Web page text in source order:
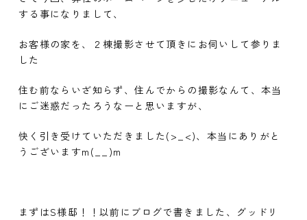
する事になりまして、
お客様の家を、２棟撮影させて頂きにお伺いして参りま
した
住む前ならいざ知らず、住んでからの撮影なんて、本当
にご迷惑だったろうなーと思いますが、
快く引き受けていただきました(>_<)、本当にありがと
うございますm(__)m
まずはS様邸！！以前にブログで書きました、グッドリ